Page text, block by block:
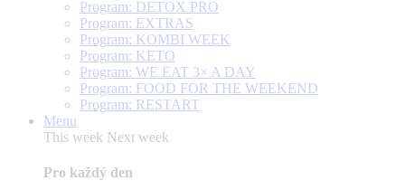
Program: DETOX PRO
Program: EXTRAS
Program: KOMBI WEEK
Program: KETO
Program: WE EAT 3× A DAY
Program: FOOD FOR THE WEEKEND
Program: RESTART
Menu
This week Next week
Pro každý den